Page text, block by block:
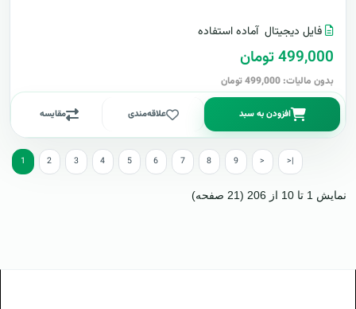
فایل دیجیتال آماده استفاده
499,000 تومان
بدون مالیات: 499,000 تومان
افزودن به سبد علاقه‌مندی مقایسه
1 2 3 4 5 6 7 8 9 > >|
نمایش 1 تا 10 از 206 (21 صفحه)